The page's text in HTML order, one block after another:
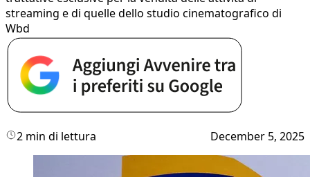
streaming e di quelle dello studio cinematografico di
Wbd
2 min di lettura December 5, 2025